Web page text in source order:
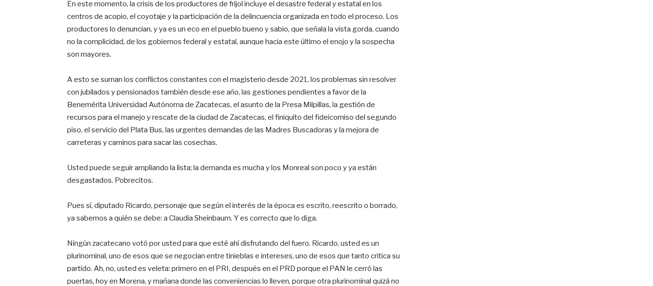
En este momento, la crisis de los productores de frijol incluye el desastre federal y estatal en los
centros de acopio, el coyotaje y la participación de la delincuencia organizada en todo el proceso. Los
productores lo denuncian, y ya es un eco en el pueblo bueno y sabio, que señala la vista gorda, cuando
no la complicidad, de los gobiernos federal y estatal, aunque hacia este último el enojo y la sospecha
son mayores.
A esto se suman los conflictos constantes con el magisterio desde 2021, los problemas sin resolver
con jubilados y pensionados también desde ese año, las gestiones pendientes a favor de la
Benemérita Universidad Autónoma de Zacatecas, el asunto de la Presa Milpillas, la gestión de
recursos para el manejo y rescate de la ciudad de Zacatecas, el finiquito del fideicomiso del segundo
piso, el servicio del Plata Bus, las urgentes demandas de las Madres Buscadoras y la mejora de
carreteras y caminos para sacar las cosechas.
Usted puede seguir ampliando la lista; la demanda es mucha y los Monreal son poco y ya están
desgastados. Pobrecitos.
Pues sí, diputado Ricardo, personaje que según el interés de la época es escrito, reescrito o borrado,
ya sabemos a quién se debe: a Claudia Sheinbaum. Y es correcto que lo diga.
Ningún zacatecano votó por usted para que esté ahí disfrutando del fuero. Ricardo, usted es un
plurinominal, uno de esos que se negocian entre tinieblas e intereses, uno de esos que tanto critica su
partido. Ah, no, usted es veleta: primero en el PRI, después en el PRD porque el PAN le cerró las
puertas, hoy en Morena, y mañana donde las conveniencias lo lleven, porque otra plurinominal quizá no